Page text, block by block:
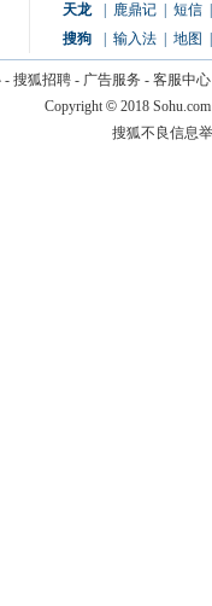
天龙
鹿鼎记 短信
搜狗
输入法 地图
- 搜狐招聘- 广告服务 - 客服中心
Copyright © 2018
搜狐不良信息